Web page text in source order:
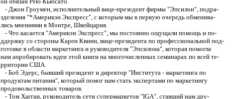
- Джон Гроумен, исполнительный вице-презедент фирмы "Эпсилон", подра-
зделения "*Америкэн Экспресс", с которым мы в первую очередь обменива-
лись мнениями в Монтре, Швейцария.
- Что касается "Америкэн Экспресс", мы постоянно ощущали помощь и по-
ддержку со стороны Карен Квинн, вице-президента по профессиональной под-
готовке в области маркетинга и руководителя "Эпсилона", которая помогла
нам апробировать идеи этой книги на многочисленных семинарах по всей те-
рритории США.
- Боб Эдерс, бывший президент и директор "Института - маркетинга по
продуктам питания", который помог нам стать экспертами по маркетингу
продовольственных товаров.
- Том Хаггаи, руководитель сети супермаркетов "IGA", ставший нам дру-